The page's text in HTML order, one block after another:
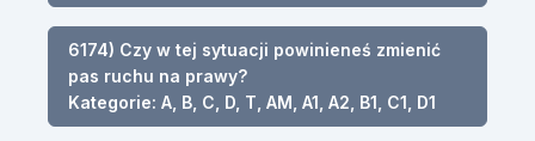
6174) Czy w tej sytuacji powinieneś zmienić
pas ruchu na prawy?
Kategorie: A, B, C, D, T, AM, A1, A2, B1, C1, D1